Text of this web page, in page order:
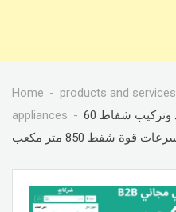
Home products and services
appliances
توريد وتركيب شفاط 60